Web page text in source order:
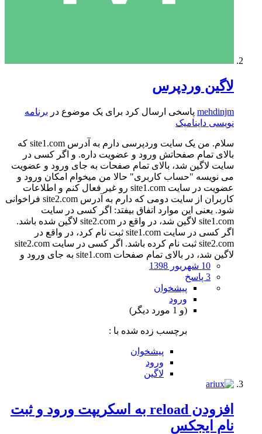
لاگین وردپرس
mehdinjm پاسخی ارسال کرد برای یک موضوع در برنامه
نویسی داینامیک
سلام. من یک سایت وردپرسی دارم به آدرس site1.com که
بالای تمام صفحاتش ورود و عضویت داره. و اگر کسی در
سایت لاگین شد، بالای تمام صفحات به جای ورود و عضویت
می نویسه "حساب کاربری" حالا من میخوام امکان ورود و
عضویت در سایت site1.com رو غیر فعال کنم و اطلاعات
کاربران از سایت دومی که دارم به آدرس site2.com فراخوانی
شود. یعنی این موارد اتفاق بیفتد: اگر کسی در سایت
site1.com لاگین شد، در واقع در site2.com لاگین شده باشد.
اگر کسی در سایت site1.com ثبت نام کرد، در واقع در
site2.com ثبت نام کرده باشد. اگر کسی در سایت site2.com
لاگین شد، در بالای تمام صفحات site1.com به جای ورود و
10 شهریور 1398
3 پاسخ
پیشخوان
ورود
(و 1 مورد دیگر)
برچسب زده شده با :
پیشخوان
ورود
لاگین
افزودن reload به اسکریپت ورود و ثبت
نام ایجکس